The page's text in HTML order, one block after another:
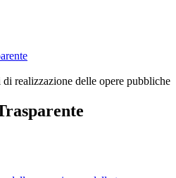
realizzazione delle opere pubbliche